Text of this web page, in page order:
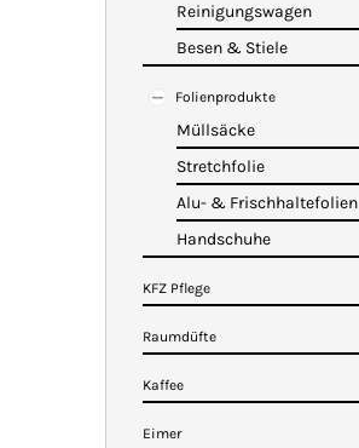
Reinigungswagen
Besen & Stiele
Folienprodukte
Müllsäcke
Stretchfolie
Alu- & Frischhaltefolien
Handschuhe
KFZ Pflege
Raumdüfte
Kaffee
Eimer